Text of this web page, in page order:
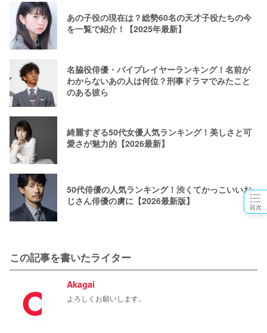
目次
あの子役の現在は？総勢60名の天才子役たちの今
を一覧で紹介！【2025年最新】
名脇役俳優・バイプレイヤーランキング！名前が
わからないあの人は何位？刑事ドラマでみたこと
のある彼ら
綺麗すぎる50代女優人気ランキング！美しさと可
愛さが魅力的【2026最新】
50代俳優の人気ランキング！渋くてかっこいいお
じさん俳優の虜に【2026最新版】
この記事を書いたライター
Akagai
よろしくお願いします。